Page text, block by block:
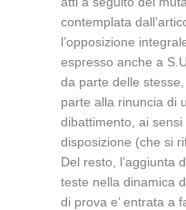
contemplata
l’opposizione
espresso anche a
da parte delle
parte alla rinuncia di
dibattimento, ai
disposizione (che si
Del resto, l’aggiunta
teste nella dinamica
di prova e’ entrata a